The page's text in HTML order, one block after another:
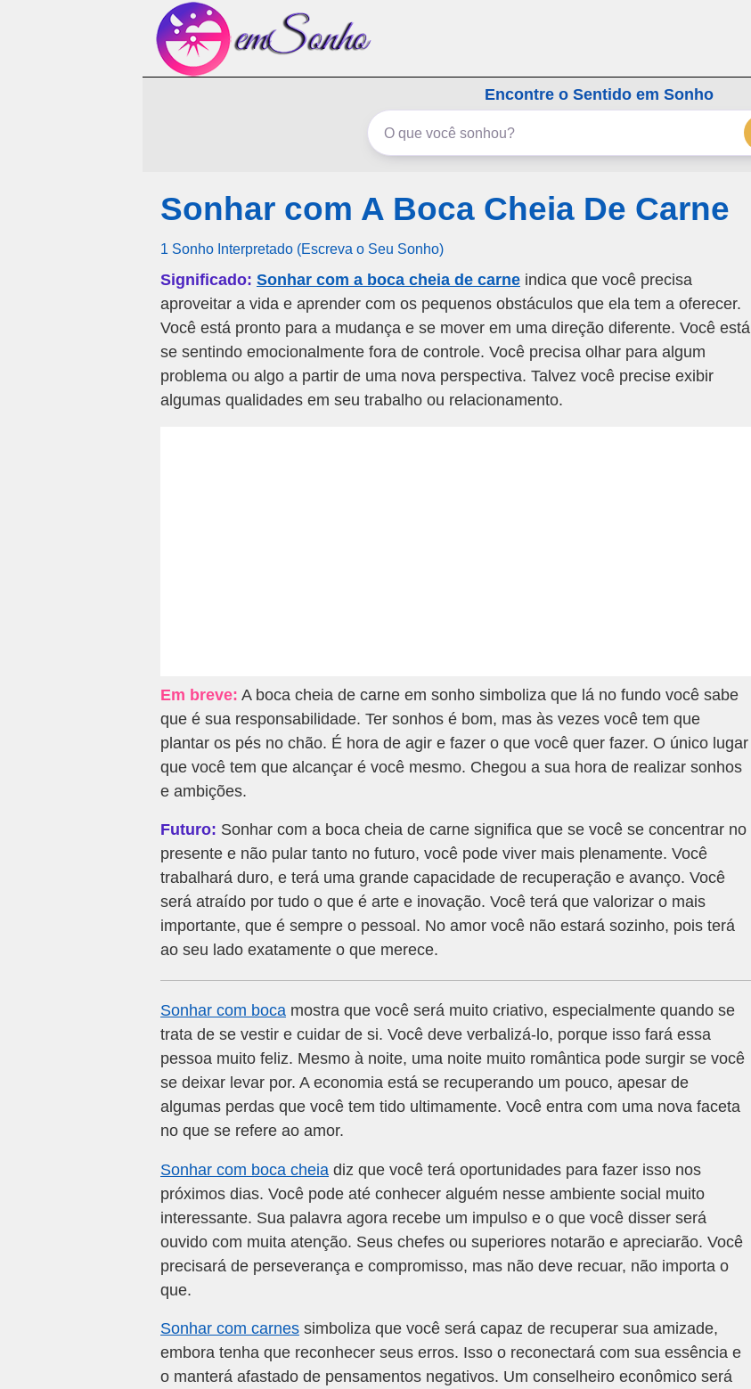
Encontre o Sentido em Sonho
Sonhar com A Boca Cheia De Carne
1 Sonho Interpretado (Escreva o Seu Sonho)
Significado: Sonhar com a boca cheia de carne indica que você precisa
aproveitar a vida e aprender com os pequenos obstáculos que ela tem a oferecer.
Você está pronto para a mudança e se mover em uma direção diferente. Você está
se sentindo emocionalmente fora de controle. Você precisa olhar para algum
problema ou algo a partir de uma nova perspectiva. Talvez você precise exibir
algumas qualidades em seu trabalho ou relacionamento.
Em breve: A boca cheia de carne em sonho simboliza que lá no fundo você sabe
que é sua responsabilidade. Ter sonhos é bom, mas às vezes você tem que
plantar os pés no chão. É hora de agir e fazer o que você quer fazer. O único lugar
que você tem que alcançar é você mesmo. Chegou a sua hora de realizar sonhos
e ambições.
Futuro: Sonhar com a boca cheia de carne significa que se você se concentrar no
presente e não pular tanto no futuro, você pode viver mais plenamente. Você
trabalhará duro, e terá uma grande capacidade de recuperação e avanço. Você
será atraído por tudo o que é arte e inovação. Você terá que valorizar o mais
importante, que é sempre o pessoal. No amor você não estará sozinho, pois terá
ao seu lado exatamente o que merece.
Sonhar com boca mostra que você será muito criativo, especialmente quando se
trata de se vestir e cuidar de si. Você deve verbalizá-lo, porque isso fará essa
pessoa muito feliz. Mesmo à noite, uma noite muito romântica pode surgir se você
se deixar levar por. A economia está se recuperando um pouco, apesar de
algumas perdas que você tem tido ultimamente. Você entra com uma nova faceta
no que se refere ao amor.
Sonhar com boca cheia diz que você terá oportunidades para fazer isso nos
próximos dias. Você pode até conhecer alguém nesse ambiente social muito
interessante. Sua palavra agora recebe um impulso e o que você disser será
ouvido com muita atenção. Seus chefes ou superiores notarão e apreciarão. Você
precisará de perseverança e compromisso, mas não deve recuar, não importa o
que.
Sonhar com carnes simboliza que você será capaz de recuperar sua amizade,
embora tenha que reconhecer seus erros. Isso o reconectará com sua essência e
o manterá afastado de pensamentos negativos. Um conselheiro econômico será